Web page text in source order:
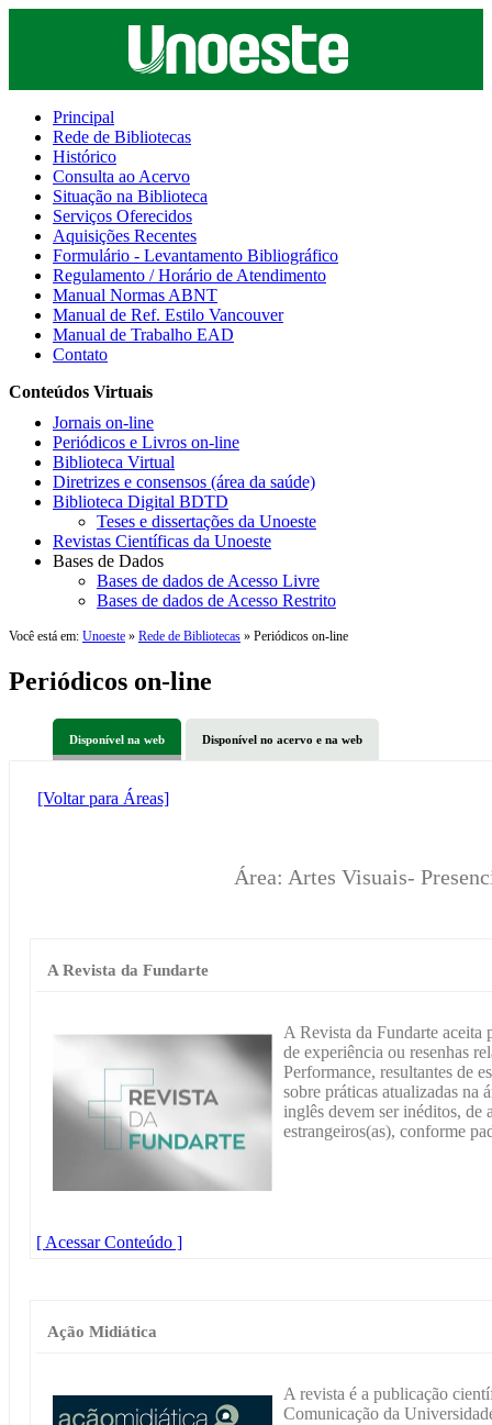
Principal
Rede de Bibliotecas
Histórico
Consulta ao Acervo
Situação na Biblioteca
Serviços Oferecidos
Aquisições Recentes
Formulário - Levantamento Bibliográfico
Regulamento / Horário de Atendimento
Manual Normas ABNT
Manual de Ref. Estilo Vancouver
Manual de Trabalho EAD
Contato
Conteúdos Virtuais
Jornais on-line
Periódicos e Livros on-line
Biblioteca Virtual
Diretrizes e consensos (área da saúde)
Biblioteca Digital BDTD
Teses e dissertações da Unoeste
Revistas Científicas da Unoeste
Bases de Dados
Bases de dados de Acesso Livre
Bases de dados de Acesso Restrito
Você está em: Unoeste » Rede de Bibliotecas » Periódicos on-line
Periódicos on-line
Disponível na web Disponível no acervo e na web
[Voltar para Áreas]
Área: Artes Visuais-
A Revista da Fundarte
A Revista da Fundarte aceita
de experiência ou resenhas
Performance, resultantes de
sobre práticas atualizadas na
inglês devem ser inéditos, de
estrangeiros(as), conforme
[ Acessar Conteúdo ]
Ação Midiática
A revista é a publicação
Comunicação da